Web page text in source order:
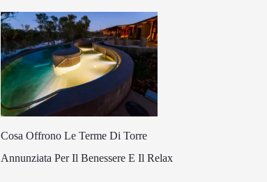
Cosa Offrono Le Terme Di Torre
Annunziata Per Il Benessere E Il Relax